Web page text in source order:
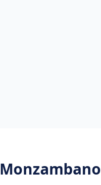
Monzambano